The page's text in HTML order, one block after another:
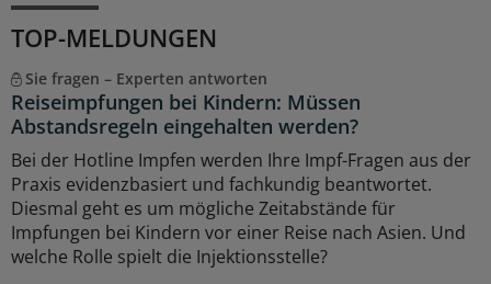
TOP-MELDUNGEN
Sie fragen – Experten antworten
Reiseimpfungen bei Kindern: Müssen
Abstandsregeln eingehalten werden?
Bei der Hotline Impfen werden Ihre Impf-Fragen aus der
Praxis evidenzbasiert und fachkundig beantwortet.
Diesmal geht es um mögliche Zeitabstände für
Impfungen bei Kindern vor einer Reise nach Asien. Und
welche Rolle spielt die Injektionsstelle?